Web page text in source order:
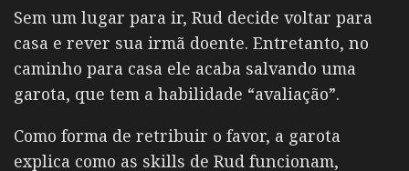
Sem um lugar para ir, Rud decide voltar para
casa e rever sua irmã doente. Entretanto, no
caminho para casa ele acaba salvando uma
garota, que tem a habilidade “avaliação”.
Como forma de retribuir o favor, a garota
explica como as skills de Rud funcionam,